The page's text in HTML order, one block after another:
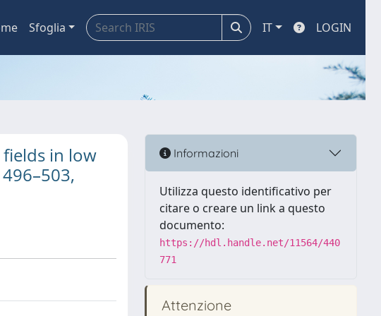
Sfoglia IT LOGIN
in low
Informazioni
Utilizza questo identificativo per
citare o creare un link a questo
documento:
https://hdl.handle.net/11564/440
771
Attenzione